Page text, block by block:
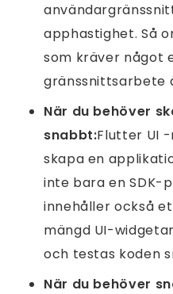
apphastighet. Så
som kräver något
gränssnittsarbete
När du behöver
snabbt:Flutter UI
skapa en
inte bara en SDK-
innehåller också
mängd UI-
och testas koden
När du behöver